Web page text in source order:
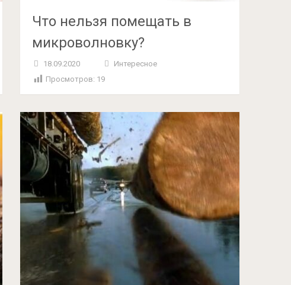
Что нельзя помещать в
микроволновку?
18.09.2020
Интересное
Просмотров: 19